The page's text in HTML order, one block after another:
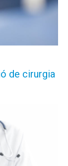
de cirurgia